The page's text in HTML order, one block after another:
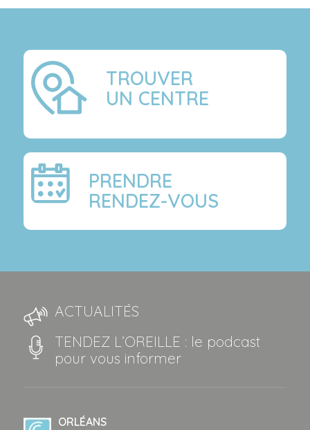
TROUVER
UN CENTRE
PRENDRE
RENDEZ-VOUS
ACTUALITÉS
TENDEZ L’OREILLE : le podcast
pour vous informer
ORLÉANS